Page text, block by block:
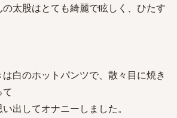
太股はとても綺麗で眩しく、ひたす
白のホットパンツで、散々目に焼き
出してオナニーしました。